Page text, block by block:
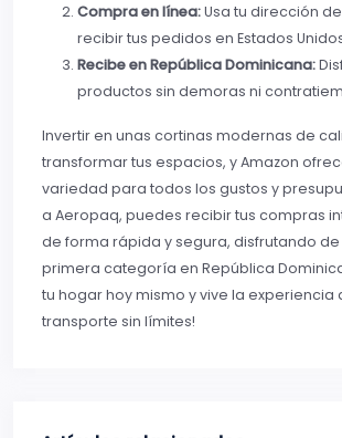
Compra en línea:Usa tu dirección
recibir tus pedidos en Estados
Recibe en República Dominicana:
productos sin demoras ni
Invertir en unas cortinas modernas de
transformar tus espacios, y Amazon
variedad para todos los gustos y
a Aeropaq, puedes recibir tus compras
de forma rápida y segura, disfrutando
primera categoría en República
tu hogar hoy mismo y vive la experiencia
transporte sin límites!